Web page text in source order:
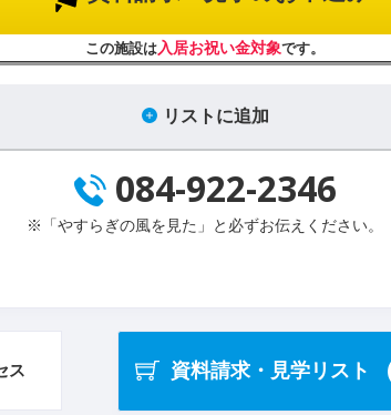
この施設は 入居お祝い金対象です。
リストに追加
084-922-2346
※「やすらぎの風を見た」と必ずお伝えください。
ス 資料請求・見学リスト